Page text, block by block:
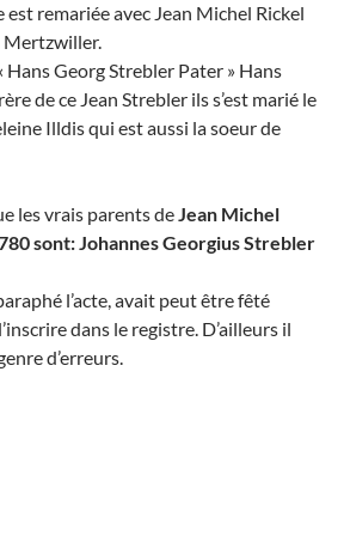
est remariée avec Jean Michel Rickel
Mertzwiller.
Hans Georg Strebler Pater » Hans
de ce Jean Strebler ils s’est marié le
Illdis qui est aussi la soeur de
les vrais parents deJean Michel
sont: Johannes Georgius Strebler
l’acte, avait peut être fêté
dans le registre. D’ailleurs il
d’erreurs.